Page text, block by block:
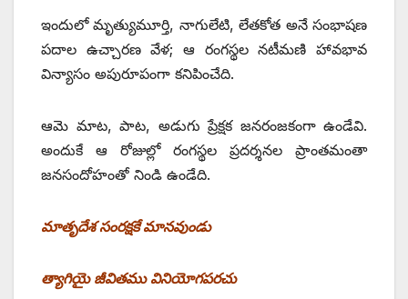
ఇందులో మృత్యుమూర్తి, నాగులేటి, లేతకోత అనే సంభాషణ
పదాల ఉచ్చారణ వేళ; ఆ రంగస్థల నటీమణి హావభావ
విన్యాసం అపురూపంగా కనిపించేది.
ఆమె మాట, పాట, అడుగు ప్రేక్షక జనరంజకంగా ఉండేవి.
అందుకే ఆ రోజుల్లో రంగస్థల ప్రదర్శనల ప్రాంతమంతా
జనసందోహంతో నిండి ఉండేది.
మాతృదేశ సంరక్షకే మానవుండు
త్యాగియై జీవితము వినియోగపరచు